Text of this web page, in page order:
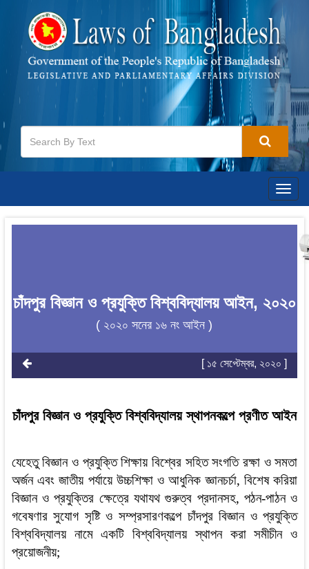
চাঁদপুর বিজ্ঞান ও প্রযুক্তি বিশ্ববিদ্যালয় আইন, ২০২০
( ২০২০ সনের ১৬ নং আইন )
[ ১৫ সেপ্টেম্বর, ২০২০ ]
চাঁদপুর বিজ্ঞান ও প্রযুক্তি বিশ্ববিদ্যালয় স্থাপনকল্পে প্রণীত আইন
যেহেতু বিজ্ঞান ও প্রযুক্তি শিক্ষায় বিশ্বের সহিত সংগতি রক্ষা ও সমতা
অর্জন এবং জাতীয় পর্যায়ে উচ্চশিক্ষা ও আধুনিক জ্ঞানচর্চা, বিশেষ করিয়া
বিজ্ঞান ও প্রযুক্তির ক্ষেত্রে যথাযথ গুরুত্ব প্রদানসহ, পঠন-পাঠন ও
গবেষণার সুযোগ সৃষ্টি ও সম্প্রসারণকল্পে চাঁদপুর বিজ্ঞান ও প্রযুক্তি
বিশ্ববিদ্যালয় নামে একটি বিশ্ববিদ্যালয় স্থাপন করা সমীচীন ও
প্রয়োজনীয়;